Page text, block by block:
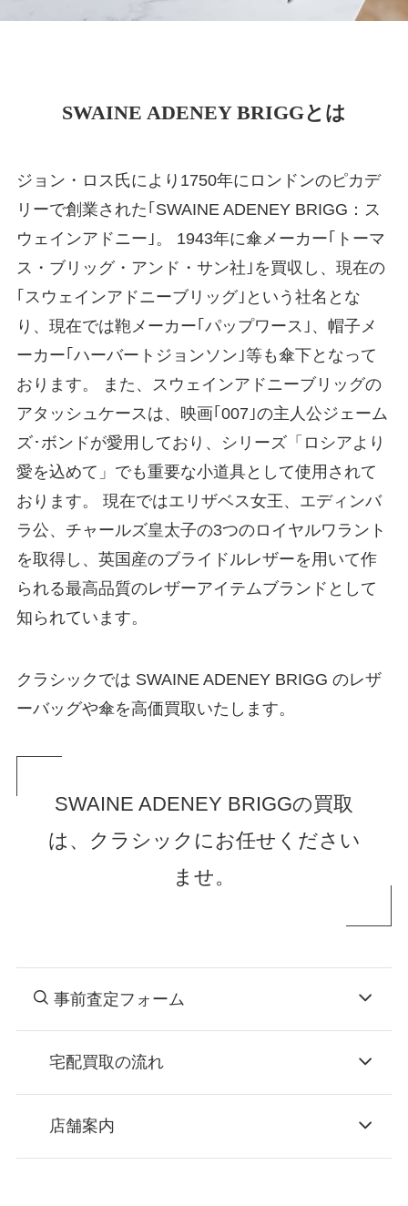
SWAINE ADENEY BRIGGとは
ジョン・ロス氏により1750年にロンドンのピカデ
リーで創業された｢SWAINE ADENEY BRIGG：ス
ウェインアドニー｣。 1943年に傘メーカー｢トーマ
ス・ブリッグ・アンド・サン社｣を買収し、現在の
｢スウェインアドニーブリッグ｣という社名とな
り、現在では鞄メーカー｢パップワース｣、帽子メ
ーカー｢ハーバートジョンソン｣等も傘下となって
おります。 また、スウェインアドニーブリッグの
アタッシュケースは、映画｢007｣の主人公ジェーム
ズ･ボンドが愛用しており、シリーズ「ロシアより
愛を込めて」でも重要な小道具として使用されて
おります。 現在ではエリザベス女王、エディンバ
ラ公、チャールズ皇太子の3つのロイヤルワラント
を取得し、英国産のブライドルレザーを用いて作
られる最高品質のレザーアイテムブランドとして
知られています。
クラシックでは SWAINE ADENEY BRIGG のレザ
ーバッグや傘を高価買取いたします。
SWAINE ADENEY BRIGGの買取
は、クラシックにお任せください
ませ。
事前査定フォーム
宅配買取の流れ
お申込み
店舗案内